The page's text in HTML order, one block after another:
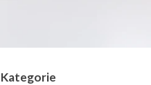
Kategorie